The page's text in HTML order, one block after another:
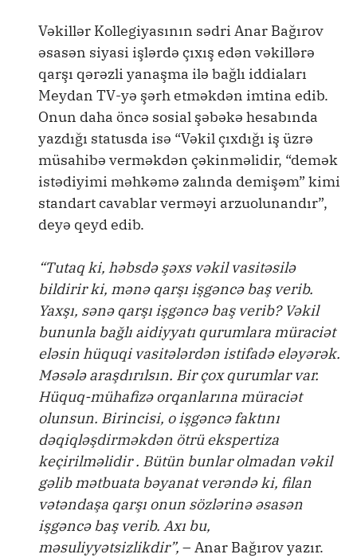
Vəkillər Kollegiyasının sədri Anar Bağırov
əsasən siyasi işlərdə çıxış edən vəkillərə
qarşı qərəzli yanaşma ilə bağlı iddiaları
Meydan TV-yə şərh etməkdən imtina edib.
Onun daha öncə sosial şəbəkə hesabında
yazdığı statusda isə “Vəkil çıxdığı iş üzrə
müsahibə verməkdən çəkinməlidir, “demək
istədiyimi məhkəmə zalında demişəm” kimi
standart cavablar verməyi arzuolunandır”,
deyə qeyd edib.
“Tutaq ki, həbsdə şəxs vəkil vasitəsilə
bildirir ki, mənə qarşı işgəncə baş verib.
Yaxşı, sənə qarşı işgəncə baş verib? Vəkil
bununla bağlı aidiyyatı qurumlara müraciət
eləsin hüquqi vasitələrdən istifadə eləyərək.
Məsələ araşdırılsın. Bir çox qurumlar var.
Hüquq-mühafizə orqanlarına müraciət
olunsun. Birincisi, o işgəncə faktını
dəqiqləşdirməkdən ötrü ekspertiza
keçirilməlidir . Bütün bunlar olmadan vəkil
gəlib mətbuata bəyanat verəndə ki, filan
vətəndaşa qarşı onun sözlərinə əsasən
işgəncə baş verib. Axı bu,
məsuliyyətsizlikdir”, – Anar Bağırov yazır.